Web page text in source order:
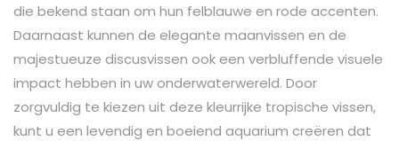
die bekend staan om hun felblauwe en rode accenten.
Daarnaast kunnen de elegante maanvissen en de
majestueuze discusvissen ook een verbluffende visuele
impact hebben in uw onderwaterwereld. Door
zorgvuldig te kiezen uit deze kleurrijke tropische vissen,
kunt u een levendig en boeiend aquarium creëren dat